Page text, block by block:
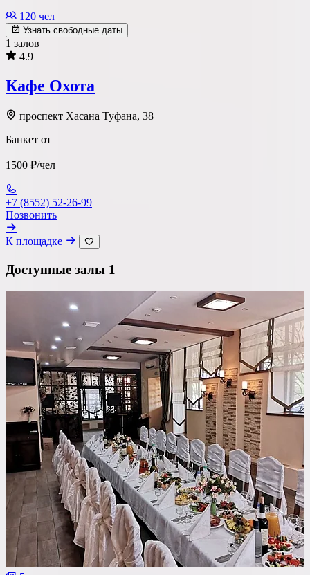
120 чел
Узнать свободные даты
1 залов
4.9
Кафе Охота
проспект Хасана Туфана, 38
Банкет от
1500 ₽/чел
+7 (8552) 52-26-99
Позвонить
К площадке
Доступные залы 1